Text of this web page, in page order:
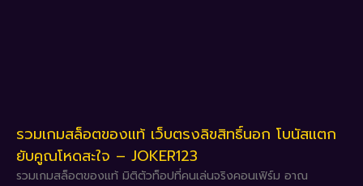
รวมเกมสล็อตของแท้ เว็บตรงลิขสิทธิ์นอก โบนัสแตก
ยับคูณโหดสะใจ – JOKER123
รวมเกมสล็อตของแท้ มิติตัวท็อปที่คนเล่นจริงคอนเฟิร์ม อาณ